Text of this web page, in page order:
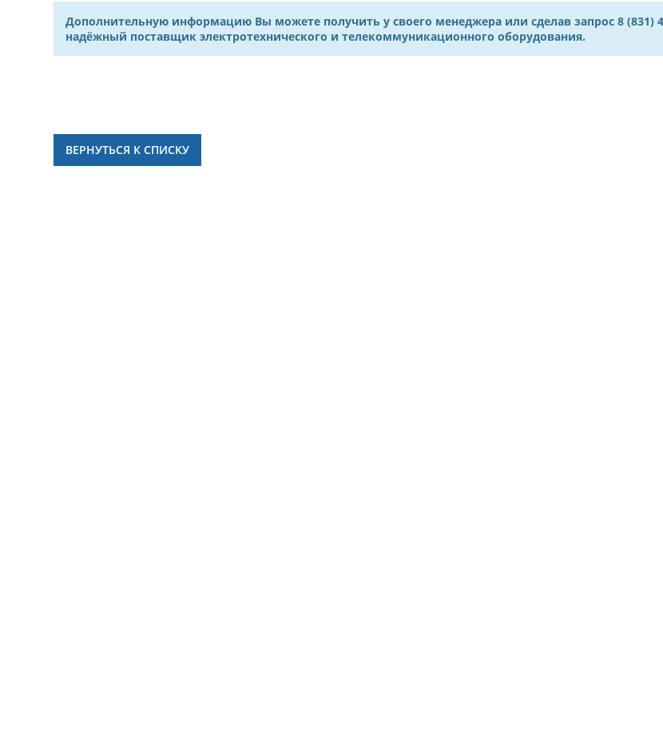
Дополнительную информацию Вы можете получить у своего менеджера или сделав запрос 8 (831)
надёжный поставщик электротехнического и телекоммуникационного оборудования.
ВЕРНУТЬСЯ К СПИСКУ